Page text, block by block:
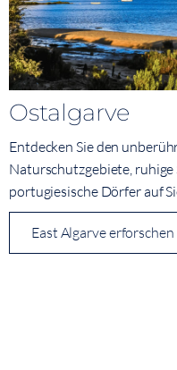
Ostalgarve
Entdecken Sie den
Naturschutzgebiete,
portugiesische Dörfer auf
East Algarve erforschen